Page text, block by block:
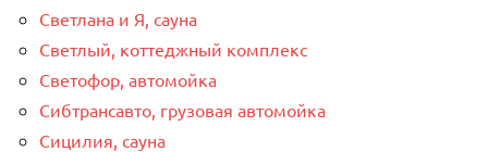
Светлана и Я, сауна
Светлый, коттеджный комплекс
Светофор, автомойка
Сибтрансавто, грузовая автомойка
Сицилия, сауна